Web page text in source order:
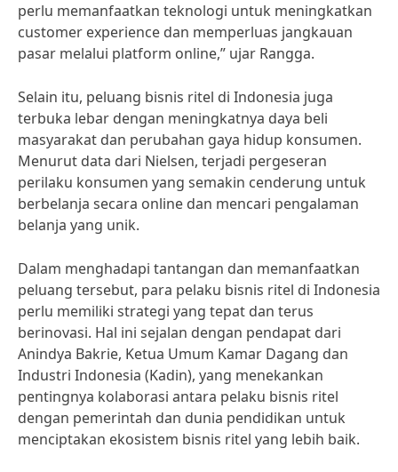
perlu memanfaatkan teknologi untuk meningkatkan
customer experience dan memperluas jangkauan
pasar melalui platform online,” ujar Rangga.
Selain itu, peluang bisnis ritel di Indonesia juga
terbuka lebar dengan meningkatnya daya beli
masyarakat dan perubahan gaya hidup konsumen.
Menurut data dari Nielsen, terjadi pergeseran
perilaku konsumen yang semakin cenderung untuk
berbelanja secara online dan mencari pengalaman
belanja yang unik.
Dalam menghadapi tantangan dan memanfaatkan
peluang tersebut, para pelaku bisnis ritel di Indonesia
perlu memiliki strategi yang tepat dan terus
berinovasi. Hal ini sejalan dengan pendapat dari
Anindya Bakrie, Ketua Umum Kamar Dagang dan
Industri Indonesia (Kadin), yang menekankan
pentingnya kolaborasi antara pelaku bisnis ritel
dengan pemerintah dan dunia pendidikan untuk
menciptakan ekosistem bisnis ritel yang lebih baik.